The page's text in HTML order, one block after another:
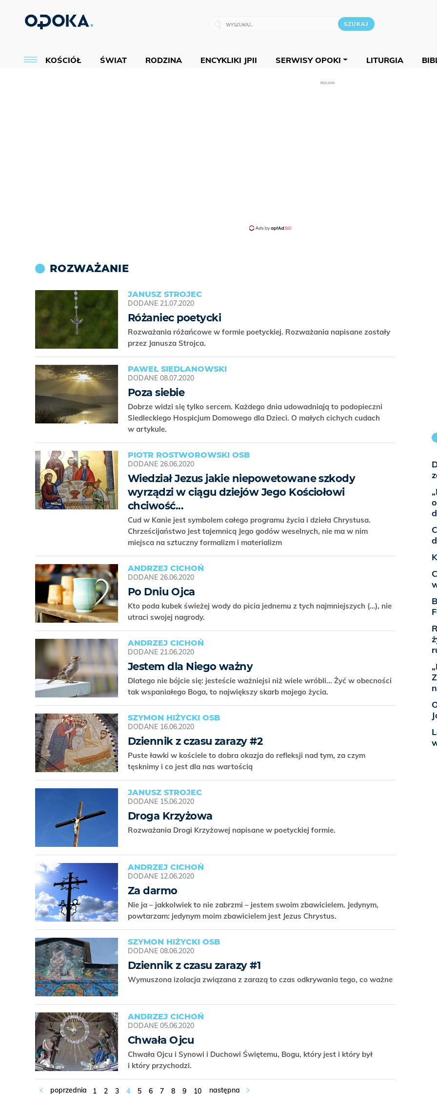
KOŚCIÓŁ ŚWIAT RODZINA ENCYKLIKI JPII SERWISY OPOKI LITURGIA
REKLAMA
ROZWAŻANIE
JANUSZ STROJEC
DODANE 21.07.2020
Różaniec poetycki
Rozważania różańcowe w formie poetyckiej. Rozważania napisane zostały
przez Janusza Strojca.
PAWEŁ SIEDLANOWSKI
DODANE 08.07.2020
Poza siebie
Dobrze widzi się tylko sercem. Każdego dnia udowadniają to podopieczni
Siedleckiego Hospicjum Domowego dla Dzieci. O małych cichych cudach
w artykule.
PIOTR ROSTWOROWSKI OSB
DODANE 26.06.2020
Wiedział Jezus jakie niepowetowane szkody
wyrządzi w ciągu dziejów Jego Kościołowi
chciwość...
Cud w Kanie jest symbolem całego programu życia i dzieła Chrystusa.
Chrześcijaństwo jest tajemnicą Jego godów weselnych, nie ma w nim
miejsca na sztuczny formalizm i materializm
ANDRZEJ CICHOŃ
DODANE 26.06.2020
Po Dniu Ojca
Kto poda kubek świeżej wody do picia jednemu z tych najmniejszych (…), nie
utraci swojej nagrody.
ANDRZEJ CICHOŃ
DODANE 21.06.2020
Jestem dla Niego ważny
Dlatego nie bójcie się: jesteście ważniejsi niż wiele wróbli... Żyć w obecności
tak wspaniałego Boga, to największy skarb mojego życia.
SZYMON HIŻYCKI OSB
DODANE 16.06.2020
Dziennik z czasu zarazy #2
Puste ławki w kościele to dobra okazja do refleksji nad tym, za czym
tęsknimy i co jest dla nas wartością
JANUSZ STROJEC
DODANE 15.06.2020
Droga Krzyżowa
Rozważania Drogi Krzyżowej napisane w poetyckiej formie.
ANDRZEJ CICHOŃ
DODANE 12.06.2020
Za darmo
Nie ja – jakkolwiek to nie zabrzmi – jestem swoim zbawicielem. Jedynym,
powtarzam: jedynym moim zbawicielem jest Jezus Chrystus.
SZYMON HIŻYCKI OSB
DODANE 08.06.2020
Dziennik z czasu zarazy #1
Wymuszona izolacja związana z zarazą to czas odkrywania tego, co ważne
ANDRZEJ CICHOŃ
DODANE 05.06.2020
Chwała Ojcu
Chwała Ojcu i Synowi i Duchowi Świętemu, Bogu, który jest i który był
i który przychodzi.
1 2 3 4 5 6 7 8 9 10